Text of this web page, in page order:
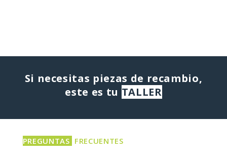
Si necesitas piezas de recambio,
este es tu TALLER
PREGUNTAS FRECUENTES